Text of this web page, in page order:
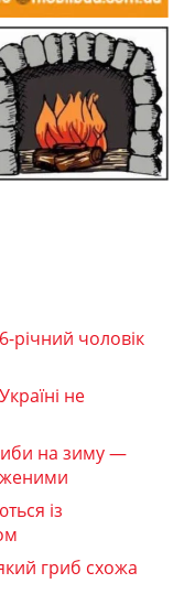
річний чоловік
не
на зиму —
із
гриб схожа